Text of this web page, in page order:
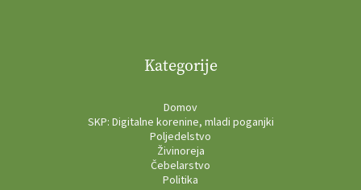
Kategorije
Domov
SKP: Digitalne korenine, mladi poganjki
Poljedelstvo
Živinoreja
Čebelarstvo
Politika